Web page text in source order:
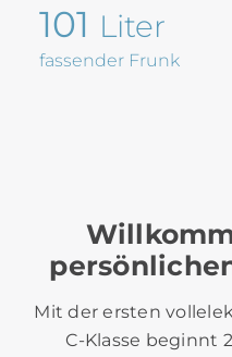
101 Liter
fassender Frunk
Mit der ersten
C‑Klasse beginnt